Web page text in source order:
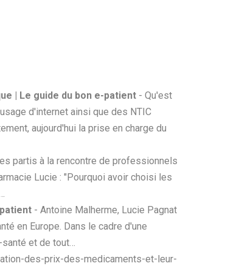
| Le guide du bon e-patient - Qu'est
d'internet ainsi que des NTIC
aujourd'hui la prise en charge du
partis à la rencontre de professionnels
Lucie : "Pourquoi avoir choisi les
- Antoine Malherme, Lucie Pagnat
en Europe. Dans le cadre d'une
santé et de tout…
des-prix-des-medicaments-et-leur-